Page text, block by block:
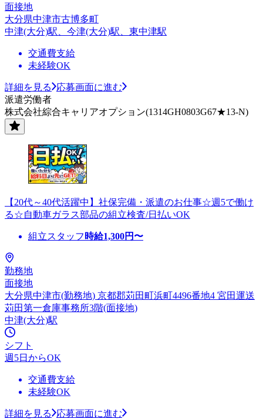
面接地
大分県中津市古博多町
中津(大分)駅、今津(大分)駅、東中津駅
交通費支給
未経験OK
詳細を見る
応募画面に進む
派遣労働者
株式会社綜合キャリアオプション(1314GH0803G67★13-N)
【20代～40代活躍中】社保完備・派遣のお仕事☆週5で働け
る☆自動車ガラス部品の組立検査/日払いOK
組立スタッフ 時給1,300円〜
勤務地
面接地
大分県中津市(勤務地) 京都郡苅田町浜町4496番地4 宮田運送
苅田第一倉庫事務所3階(面接地)
中津(大分)駅
シフト
週5日からOK
交通費支給
未経験OK
詳細を見る
応募画面に進む